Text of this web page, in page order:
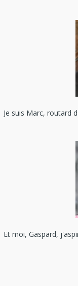
Je suis Marc, routard
Et moi, Gaspard,